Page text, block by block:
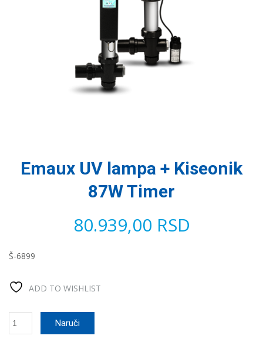
Emaux UV lampa + Kiseonik
87W Timer
80.939,00 RSD
Š-6899
ADD TO WISHLIST
Emaux
Naruči